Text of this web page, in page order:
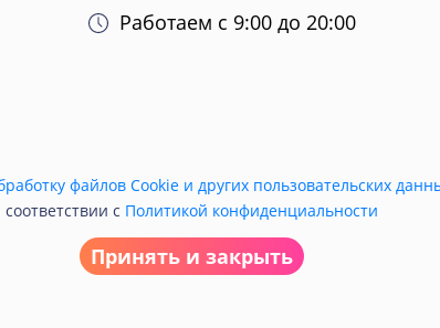
Работаем с 9:00 до 20:00
файлов Cookie и других пользовательских
соответствии с Политикой конфиденциальности
Принять и закрыть